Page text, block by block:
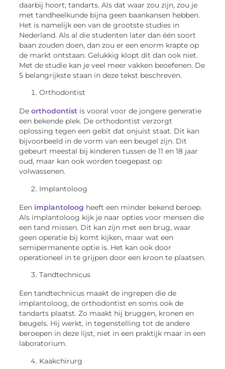
daarbij hoort; tandarts. Als dat waar zou zijn, zou je
met tandheelkunde bijna geen baankansen hebben.
Het is namelijk een van de grootste studies in
Nederland. Als al die studenten later dan één soort
baan zouden doen, dan zou er een enorm krapte op
de markt ontstaan. Gelukkig klopt dit dan ook niet.
Met de studie kan je veel meer vakken beoefenen. De
5 belangrijkste staan in deze tekst beschreven.
Orthodontist
Deorthodontist is vooral voor de jongere generatie
een bekende plek. De orthodontist verzorgt
oplossing tegen een gebit dat onjuist staat. Dit kan
bijvoorbeeld in de vorm van een beugel zijn. Dit
gebeurt meestal bij kinderen tussen de 11 en 18 jaar
oud, maar kan ook worden toegepast op
volwassenen.
Implantoloog
Een implantoloog heeft een minder bekend beroep.
Als implantoloog kijk je naar opties voor mensen die
een tand missen. Dit kan zijn met een brug, waar
geen operatie bij komt kijken, maar wat een
semipermanente optie is. Het kan ook door
operationeel in te grijpen door een kroon te plaatsen.
Tandtechnicus
Een tandtechnicus maakt de ingrepen die de
implantoloog, de orthodontist en soms ook de
tandarts plaatst. Zo maakt hij bruggen, kronen en
beugels. Hij werkt, in tegenstelling tot de andere
beroepen in deze lijst, niet in een praktijk maar in een
laboratorium.
Kaakchirurg